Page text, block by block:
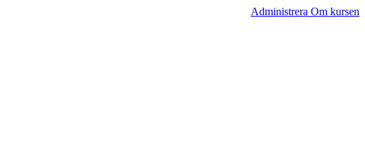
Administrera Om kursen